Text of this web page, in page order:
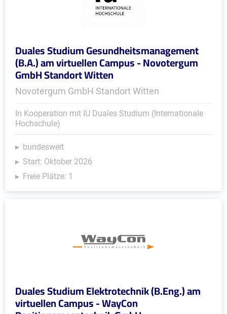
Duales Studium Gesundheitsmanagement
(B.A.) am virtuellen Campus - Novotergum
GmbH Standort Witten
Novotergum GmbH Standort Witten
In Kooperation mit IU Duales Studium (Internationale
Hochschule)
bundesweit
Start: Oktober 2026
Freie Plätze: 1
Duales Studium Elektrotechnik (B.Eng.) am
virtuellen Campus - WayCon